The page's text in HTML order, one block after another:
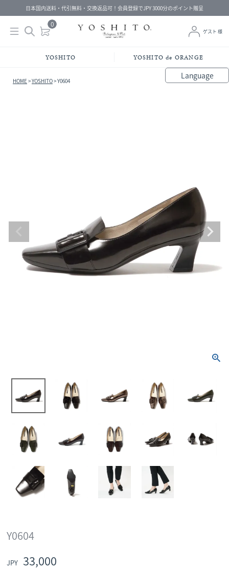
日本国内送料・代引無料・交換返品可！会員登録でJPY 3000分のポイント贈呈
0
ゲスト 様
YOSHITO YOSHITO de ORANGE
Language
HOME YOSHITO Y0604
Y0604
33,000